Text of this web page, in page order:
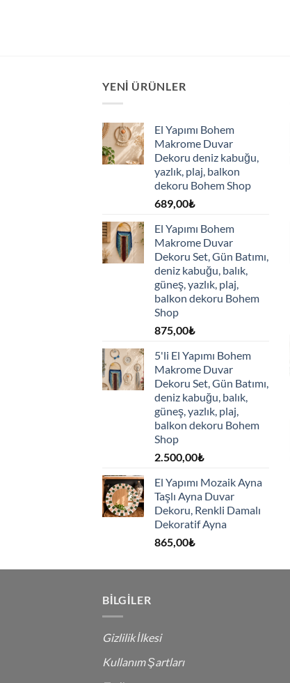
YENI ÜRÜNLER
El Yapımı Bohem
Makrome Duvar
Dekoru deniz kabuğu,
yazlık, plaj, balkon
dekoru Bohem Shop
689,00₺
El Yapımı Bohem
Makrome Duvar
Dekoru Set, Gün Batımı,
deniz kabuğu, balık,
güneş, yazlık, plaj,
balkon dekoru Bohem
Shop
875,00₺
5'li El Yapımı Bohem
Makrome Duvar
Dekoru Set, Gün Batımı,
deniz kabuğu, balık,
güneş, yazlık, plaj,
balkon dekoru Bohem
Shop
2.500,00₺
El Yapımı Mozaik Ayna
Taşlı Ayna Duvar
Dekoru, Renkli Damalı
Dekoratif Ayna
865,00₺
BILGILER
Gizlilik İlkesi
Kullanım Şartları